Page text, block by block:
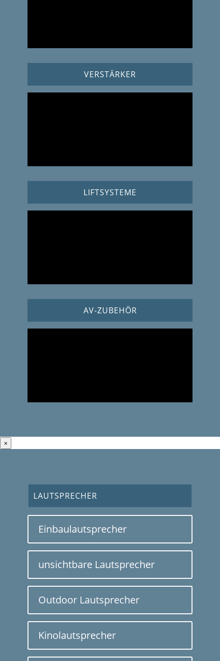
VERSTÄRKER
LIFTSYSTEME
AV-ZUBEHÖR
×
LAUTSPRECHER
Einbaulautsprecher
unsichtbare Lautsprecher
Outdoor Lautsprecher
Kinolautsprecher